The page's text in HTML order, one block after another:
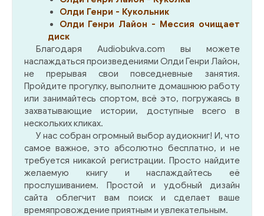
Олди Генри - Кукольник
Олди Генри Лайон - Мессия очищает
диск
Благодаря Audiobukva.com вы можете
наслаждаться произведениями Олди Генри Лайон,
не прерывая свои повседневные занятия.
Пройдите прогулку, выполните домашнюю работу
или занимайтесь спортом, всё это, погружаясь в
захватывающие истории, доступные всего в
нескольких кликах.
У нас собран огромный выбор аудиокниг! И, что
самое важное, это абсолютно бесплатно, и не
требуется никакой регистрации. Просто найдите
желаемую книгу и наслаждайтесь её
прослушиванием. Простой и удобный дизайн
сайта облегчит вам поиск и сделает ваше
времяпровождение приятным и увлекательным.